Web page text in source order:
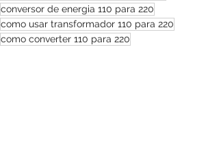
conversor de energia 110 para 220
como usar transformador 110 para 220
como converter 110 para 220